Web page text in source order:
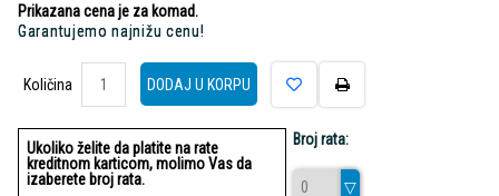
Prikazana cena je za komad.
Garantujemo najnižu cenu!
Količina
Količina
DODAJ U KORPU
Ukoliko želite da platite na rate
kreditnom karticom, molimo Vas da
izaberete broj rata.
Broj rata: